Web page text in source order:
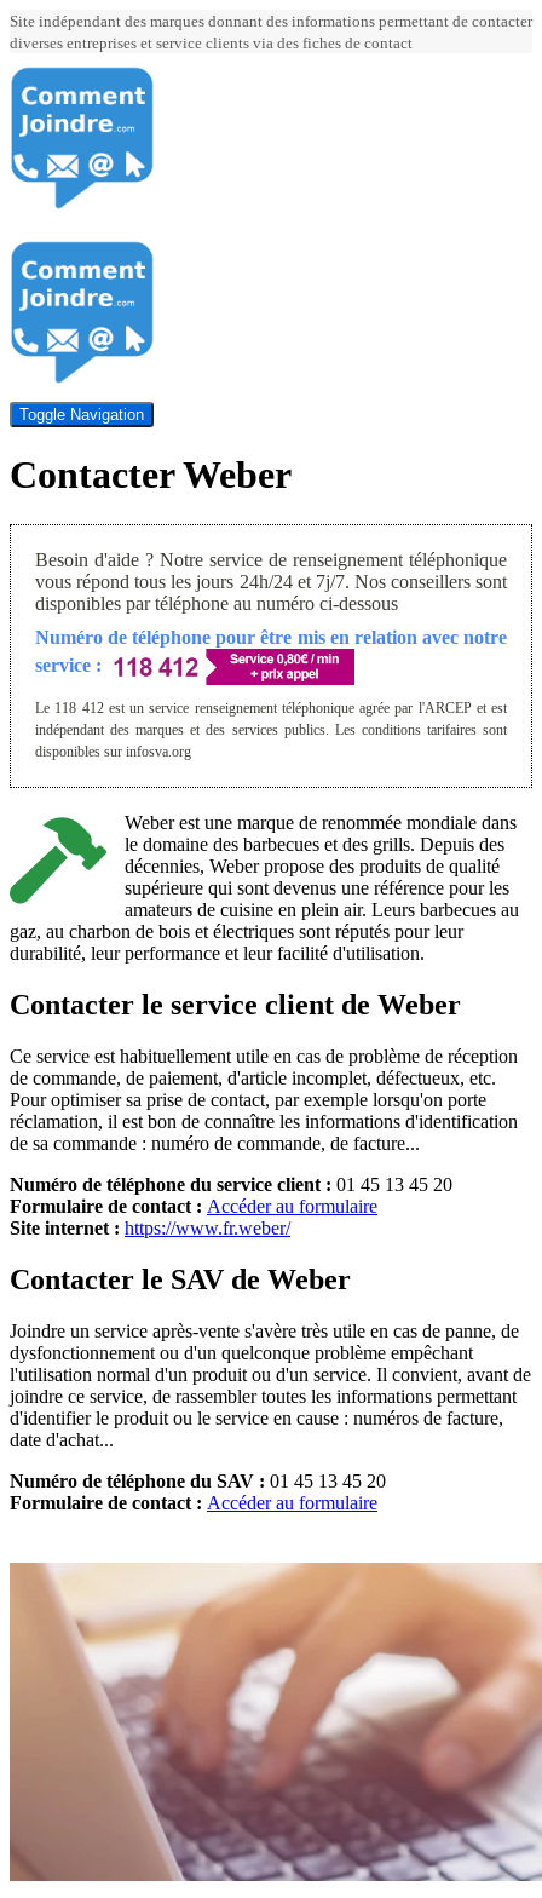
Site indépendant des marques donnant des informations permettant de contacter
diverses entreprises et service clients via des fiches de contact
Toggle Navigation
Contacter Weber
Besoin d'aide ? Notre service de renseignement téléphonique
vous répond tous les jours 24h/24 et 7j/7. Nos conseillers sont
disponibles par téléphone au numéro ci-dessous
Numéro de téléphone pour être mis en relation avec notre
service :
Le 118 412 est un service renseignement téléphonique agrée par l'ARCEP et est
indépendant des marques et des services publics. Les conditions tarifaires sont
disponibles sur infosva.org
Weber est une marque de renommée mondiale dans
le domaine des barbecues et des grills. Depuis des
décennies, Weber propose des produits de qualité
supérieure qui sont devenus une référence pour les
amateurs de cuisine en plein air. Leurs barbecues au
gaz, au charbon de bois et électriques sont réputés pour leur
durabilité, leur performance et leur facilité d'utilisation.
Contacter le service client de Weber
Ce service est habituellement utile en cas de problème de réception
de commande, de paiement, d'article incomplet, défectueux, etc.
Pour optimiser sa prise de contact, par exemple lorsqu'on porte
réclamation, il est bon de connaître les informations d'identification
de sa commande : numéro de commande, de facture...
Numéro de téléphone du service client : 01 45 13 45 20
Formulaire de contact : Accéder au formulaire
Site internet : https://www.fr.weber/
Contacter le SAV de Weber
Joindre un service après-vente s'avère très utile en cas de panne, de
dysfonctionnement ou d'un quelconque problème empêchant
l'utilisation normal d'un produit ou d'un service. Il convient, avant de
joindre ce service, de rassembler toutes les informations permettant
d'identifier le produit ou le service en cause : numéros de facture,
date d'achat...
Numéro de téléphone du SAV : 01 45 13 45 20
Formulaire de contact : Accéder au formulaire